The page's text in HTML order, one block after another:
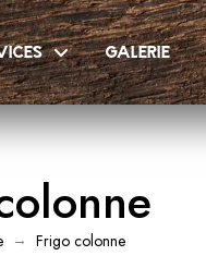
galerie
→ Frigo colonne